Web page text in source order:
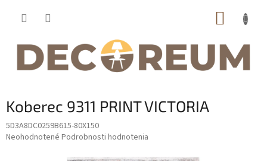
Koberec 9311 PRINT VICTORIA
5D3A8DC0259B615-80X150
Priemerné
Neohodnotené Podrobnosti hodnotenia